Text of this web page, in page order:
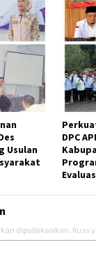
Usulan
DPC
dipublikasikan. Ruas